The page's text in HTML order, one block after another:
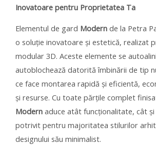
Inovatoare pentru Proprietatea Ta
Elementul de gard Modern de la Petra
o soluție inovatoare și estetică, realizat
modular 3D. Aceste elemente se
autoblochează datorită îmbinării de tip
ce face montarea rapidă și eficientă,
și resurse. Cu toate părțile complet
Modern aduce atât funcționalitate, cât
potrivit pentru majoritatea stilurilor
designului său minimalist.